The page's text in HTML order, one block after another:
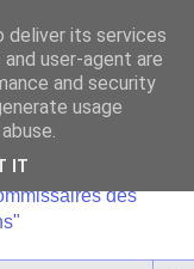
des
deliver its services
user-agent are
and security
usage
IT